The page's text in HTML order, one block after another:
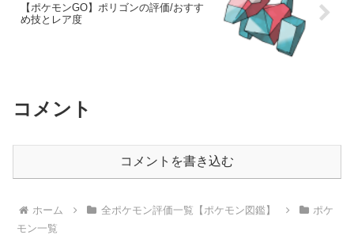
【ポケモンGO】ポリゴンの評価/おすす
め技とレア度
コメント
コメントを書き込む
ホーム 全ポケモン評価一覧【ポケモン図鑑】
ポケ
モン一覧